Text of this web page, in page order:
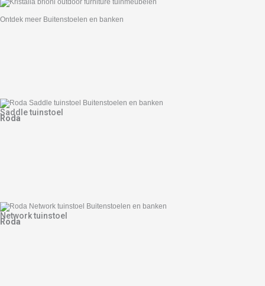
Ontdek meer Buitenstoelen en banken
Saddle tuinstoel
Roda
Network tuinstoel
Roda